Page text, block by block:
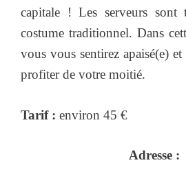
capitale ! Les serveurs sont
costume traditionnel. Dans
vous vous sentirez apaisé(e)
profiter de votre moitié.
Tarif : environ 45 €
Adresse :